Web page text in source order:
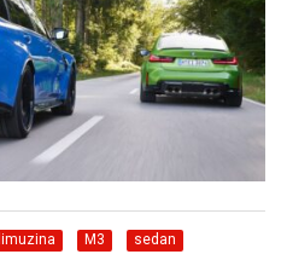
limuzina M3 sedan